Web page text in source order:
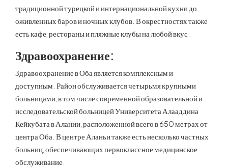
традиционной турецкой и интернациональной кухни до
оживленных баров и ночных клубов. В окрестностях также
есть кафе, рестораны и пляжные клубы на любой вкус.
Здравоохранение:
Здравоохранение в Оба является комплексным и
доступным. Район обслуживается четырьмя крупными
больницами, в том числе современной образовательной и
исследовательской больницей Университета Алааддина
Кейкубата в Алании, расположенной всего в 650 метрах от
центра Оба. В центре Аланьи также есть несколько частных
больниц, обеспечивающих первоклассное медицинское
обслуживание.